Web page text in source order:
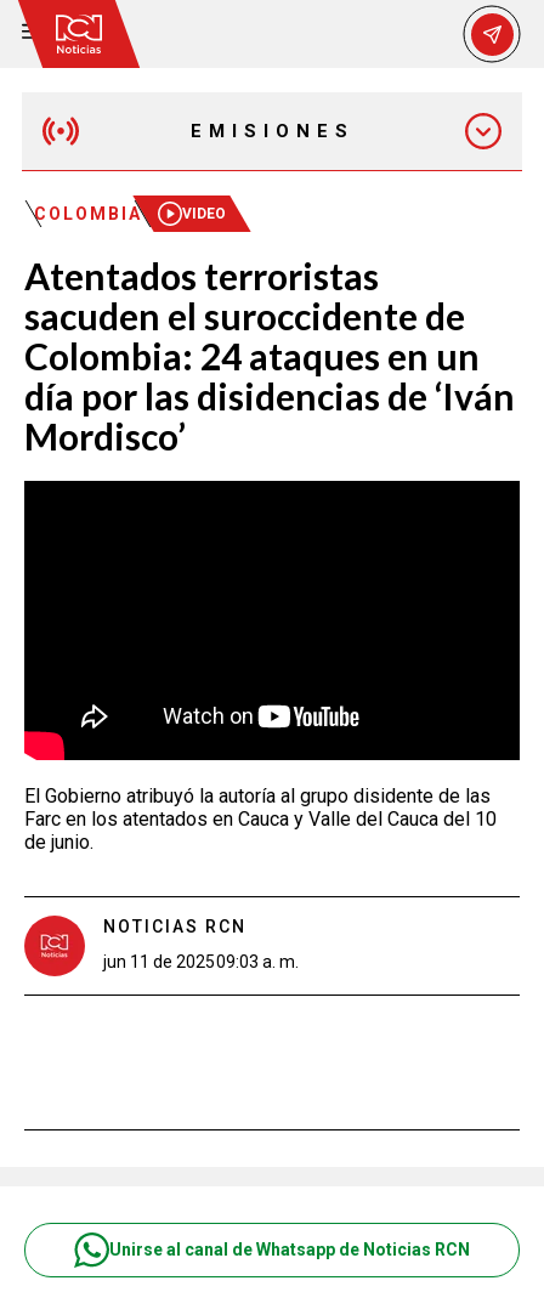
EMISIONES
EMISIÓN 12:30 PM
EMISIÓN 7:00 PM
COLOMBIA VIDEO
Atentados terroristas
sacuden el suroccidente de
Colombia: 24 ataques en un
día por las disidencias de ‘Iván
Mordisco’
El Gobierno atribuyó la autoría al grupo disidente de las
Farc en los atentados en Cauca y Valle del Cauca del 10
de junio.
NOTICIAS RCN
jun 11 de 202509:03 a. m.
Unirse al canal de Whatsapp de Noticias RCN